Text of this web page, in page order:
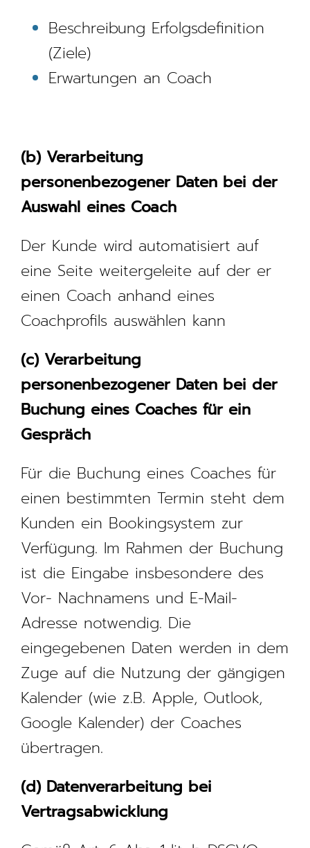
Beschreibung Erfolgsdefinition
(Ziele)
Erwartungen an Coach
(b) Verarbeitung
personenbezogener Daten bei der
Auswahl eines Coach
Der Kunde wird automatisiert auf
eine Seite weitergeleite auf der er
einen Coach anhand eines
Coachprofils auswählen kann
(c) Verarbeitung
personenbezogener Daten bei der
Buchung eines Coaches für ein
Gespräch
Für die Buchung eines Coaches für
einen bestimmten Termin steht dem
Kunden ein Bookingsystem zur
Verfügung. Im Rahmen der Buchung
ist die Eingabe insbesondere des
Vor- Nachnamens und E-Mail-
Adresse notwendig. Die
eingegebenen Daten werden in dem
Zuge auf die Nutzung der gängigen
Kalender (wie z.B. Apple, Outlook,
Google Kalender) der Coaches
übertragen.
(d) Datenverarbeitung bei
Vertragsabwicklung